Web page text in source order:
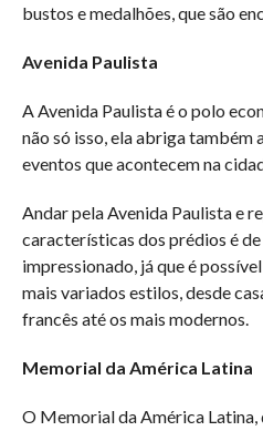
bustos e medalhões, que são
Avenida Paulista
A Avenida Paulista é o polo
não só isso, ela abriga também
eventos que acontecem na
Andar pela Avenida Paulista e
características dos prédios é
impressionado, já que é
mais variados estilos, desde
francês até os mais modernos.
Memorial da América Latina
O Memorial da América